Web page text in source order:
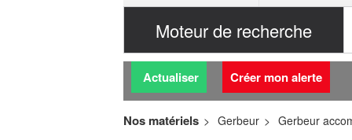
Moteur de recherche
Actualiser Créer mon alerte
Nos matériels Gerbeur Gerbeur